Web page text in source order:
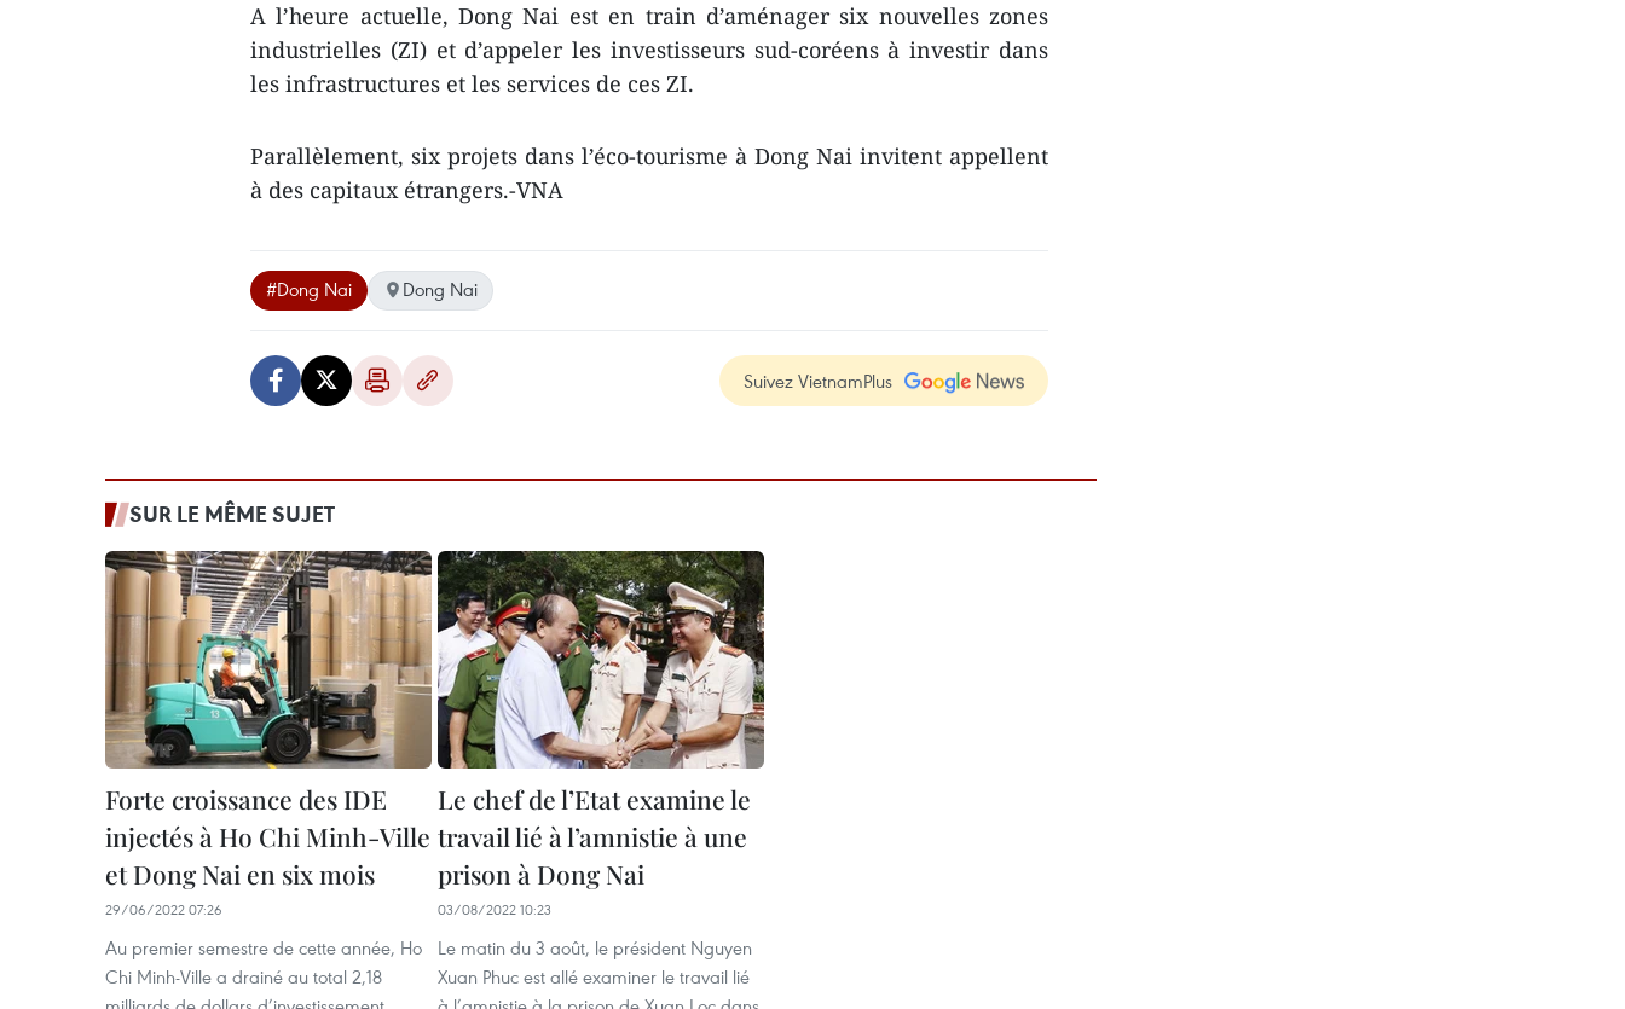
A l’heure actuelle, Dong Nai est en train d’aménager six nouvelles zones
industrielles (ZI) et d’appeler les investisseurs sud-coréens à investir dans
les infrastructures et les services de ces ZI.
Parallèlement, six projets dans l’éco-tourisme à Dong Nai invitent appellent
à des capitaux étrangers.-VNA
#Dong Nai Dong Nai
Suivez VietnamPlus
SUR LE MÊME SUJET
Forte croissance des IDE
injectés à Ho Chi Minh-Ville
et Dong Nai en six mois
29/06/2022 07:26
Au premier semestre de cette année, Ho
Chi Minh-Ville a drainé au total 2,18
Le chef de l’Etat examine le
travail lié à l’amnistie à une
prison à Dong Nai
03/08/2022 10:23
Le matin du 3 août, le président Nguyen
Xuan Phuc est allé examiner le travail lié